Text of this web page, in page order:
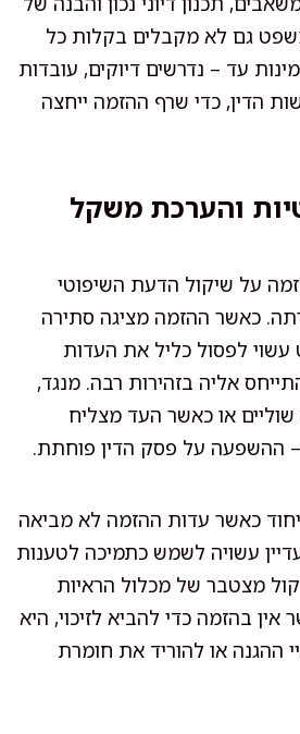
גם לא מקבלים בקלות כל
עד – נדרשים דיוקים, עובדות
הדין, כדי שרף ההזמה ייחצה
והערכת משקל
על שיקול הדעת השיפוטי
כאשר ההזמה מציגה סתירה
לפסול כליל את העדות
אליה בזהירות רבה. מנגד,
או כאשר העד מצליח
ההשפעה על פסק הדין פוחתת.
כאשר עדות ההזמה לא מביאה
עשויה לשמש כתמיכה לטענות
מצטבר של מכלול הראיות
בהזמה כדי להביא לזיכוי, היא
ההגנה או להוריד את חומרת